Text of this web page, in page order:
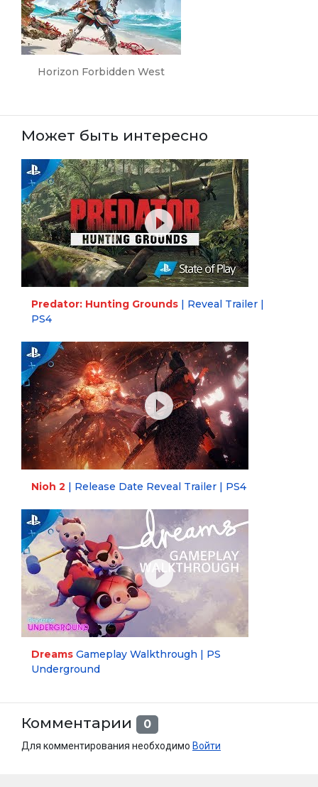
Horizon Forbidden West
Может быть интересно
Predator: Hunting Grounds | Reveal Trailer |
PS4
Nioh 2 | Release Date Reveal Trailer | PS4
Dreams Gameplay Walkthrough | PS
Underground
Комментарии 0
Для комментирования необходимо Войти